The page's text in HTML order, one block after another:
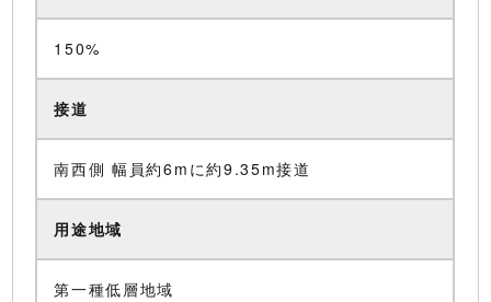
150%
接道
南西側 幅員約6mに約9.35m接道
用途地域
第一種低層地域